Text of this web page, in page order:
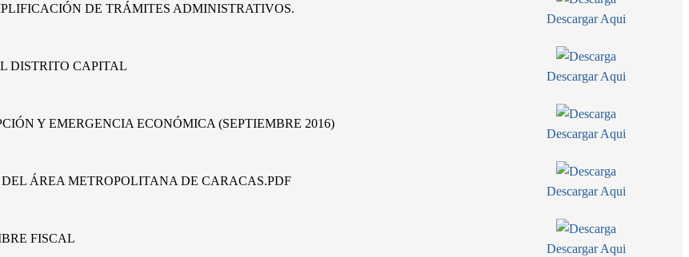
DE TRÁMITES ADMINISTRATIVOS.
Descargar Aqui
DISTRITO CAPITAL
Descargar Aqui
Y EMERGENCIA ECONÓMICA (SEPTIEMBRE 2016)
Descargar Aqui
ÁREA METROPOLITANA DE CARACAS.PDF
Descargar Aqui
FISCAL
Descargar Aqui